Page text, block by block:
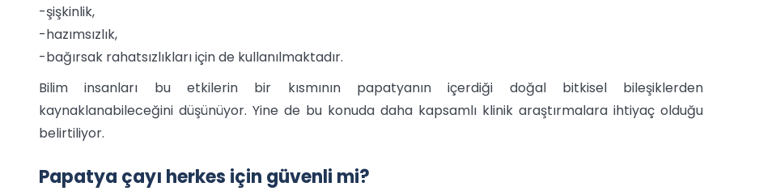
-şişkinlik,
-hazımsızlık,
-bağırsak rahatsızlıkları için de kullanılmaktadır.
Bilim insanları bu etkilerin bir kısmının papatyanın içerdiği doğal bitkisel bileşiklerden
kaynaklanabileceğini düşünüyor. Yine de bu konuda daha kapsamlı klinik araştırmalara ihtiyaç olduğu
belirtiliyor.
Papatya çayı herkes için güvenli mi?